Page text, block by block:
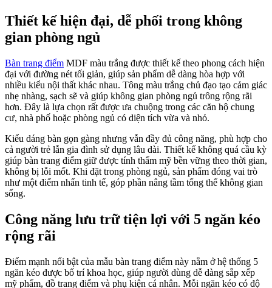
Thiết kế hiện đại, dễ phối trong không
gian phòng ngủ
Bàn trang điểm MDF màu trắng được thiết kế theo phong cách hiện
đại với đường nét tối giản, giúp sản phẩm dễ dàng hòa hợp với
nhiều kiểu nội thất khác nhau. Tông màu trắng chủ đạo tạo cảm giác
nhẹ nhàng, sạch sẽ và giúp không gian phòng ngủ trông rộng rãi
hơn. Đây là lựa chọn rất được ưa chuộng trong các căn hộ chung
cư, nhà phố hoặc phòng ngủ có diện tích vừa và nhỏ.
Kiểu dáng bàn gọn gàng nhưng vẫn đầy đủ công năng, phù hợp cho
cả người trẻ lẫn gia đình sử dụng lâu dài. Thiết kế không quá cầu kỳ
giúp bàn trang điểm giữ được tính thẩm mỹ bền vững theo thời gian,
không bị lỗi mốt. Khi đặt trong phòng ngủ, sản phẩm đóng vai trò
như một điểm nhấn tinh tế, góp phần nâng tầm tổng thể không gian
sống.
Công năng lưu trữ tiện lợi với 5 ngăn kéo
rộng rãi
Điểm mạnh nổi bật của mẫu bàn trang điểm này nằm ở hệ thống 5
ngăn kéo được bố trí khoa học, giúp người dùng dễ dàng sắp xếp
mỹ phẩm, đồ trang điểm và phụ kiện cá nhân. Mỗi ngăn kéo có độ